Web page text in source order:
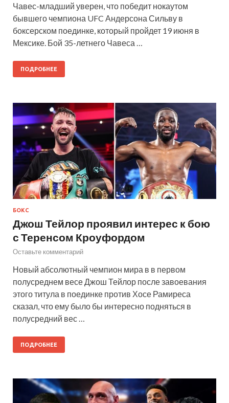
Чавес-младший уверен, что победит нокаутом
бывшего чемпиона UFC Андерсона Сильву в
боксерском поединке, который пройдет 19 июня в
Мексике. Бой 35-летнего Чавеса …
ПОДРОБНЕЕ
БОКС
Джош Тейлор проявил интерес к бою
с Теренсом Кроуфордом
Оставьте комментарий
Новый абсолютный чемпион мира в в первом
полусреднем весе Джош Тейлор после завоевания
этого титула в поединке против Хосе Рамиреса
сказал, что ему было бы интересно подняться в
полусредний вес …
ПОДРОБНЕЕ